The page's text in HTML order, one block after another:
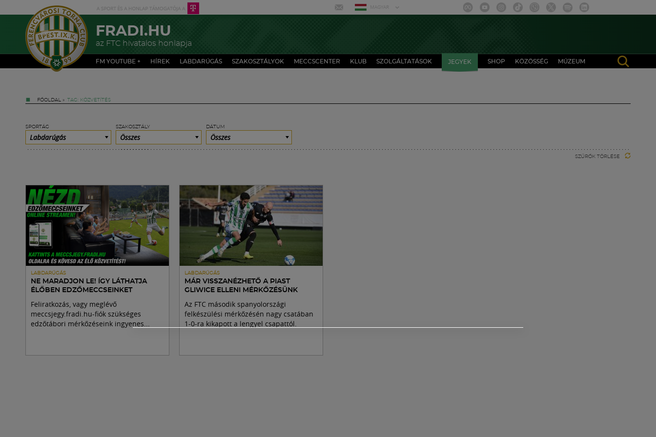
MAGYAR
FRADI.HU
az FTC hivatalos honlapja
FM YOUTUBE + HÍREK LABDARÚGÁS SZAKOSZTÁLYOK MECCSCENTER KLUB SZOLGÁLTATÁSOK JEGYEK SHOP KÖZÖSSÉG MÚZEUM
FŐOLDAL » TAG: KÖZVETÍTÉS
SPORTÁG
Labdarúgás
SZAKOSZTÁLY
Összes
DÁTUM
Összes
SZŰRŐK TÖRLÉSE
LABDARÚGÁS
NE MARADJON LE! ÍGY LÁTHATJA
ÉLŐBEN EDZŐMECCSEINKET
Feliratkozás, vagy meglévő
meccsjegy.fradi.hu-fiók szükséges
edzőtábori mérkőzéseink ingyenes...
LABDARÚGÁS
MÁR VISSZANÉZHETŐ A PIAST
GLIWICE ELLENI MÉRKŐZÉSÜNK
Az FTC második spanyolországi
felkészülési mérkőzésén nagy csatában
1-0-ra kikapott a lengyel csapattól.